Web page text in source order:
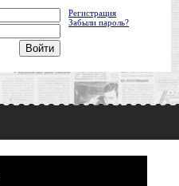
Регистрация
Забыли пароль?